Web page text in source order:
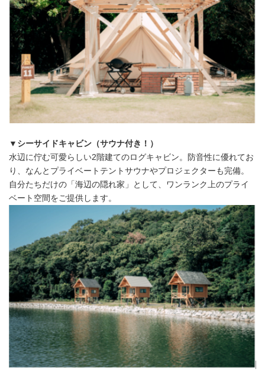
▼シーサイドキャビン（サウナ付き！）
水辺に佇む可愛らしい2階建てのログキャビン。防音性に優れてお
り、なんとプライベートテントサウナやプロジェクターも完備。
自分たちだけの「海辺の隠れ家」として、ワンランク上のプライ
ベート空間をご提供します。